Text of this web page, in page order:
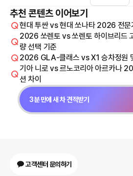
추천 콘텐츠 이어보기
현대 투싼 vs 현대 쏘나타 2026 전문
2026 쏘렌토 vs 쏘렌토 하이브리드
량 선택 기준
2026 GLA-클래스 vs X1 승차정원
기아 니로 vs 르노코리아 아르카나
션 차이
3분 만에 새 차 견적받기
고객센터 문의하기